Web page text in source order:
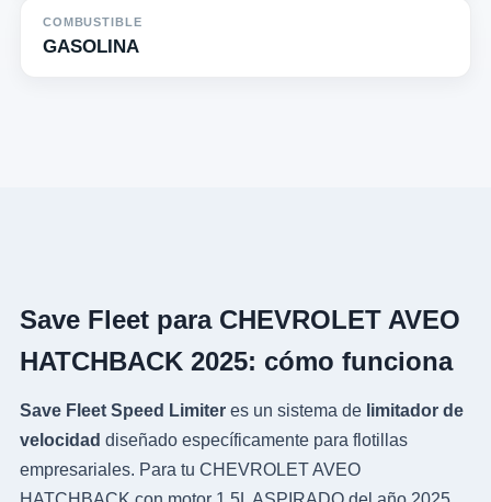
COMBUSTIBLE
GASOLINA
Save Fleet para CHEVROLET AVEO
HATCHBACK 2025: cómo funciona
Save Fleet Speed Limiteres un sistema de limitador de
velocidad diseñado específicamente para flotillas
empresariales. Para tu CHEVROLET AVEO